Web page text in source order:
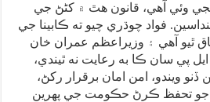
وئي آهي، قانون هٿ ۾ کڻڻ جي
فواد چوڌري چيو ته ڪابينا جي
ٿيو آهي ۽ وزيراعظم عمران خان
پي سان ڪا به رعايت نه ٿيندي،
ويندو، امن امان برقرار رکڻ،
جو تحفظ ڪرڻ حڪومت جي پهرين